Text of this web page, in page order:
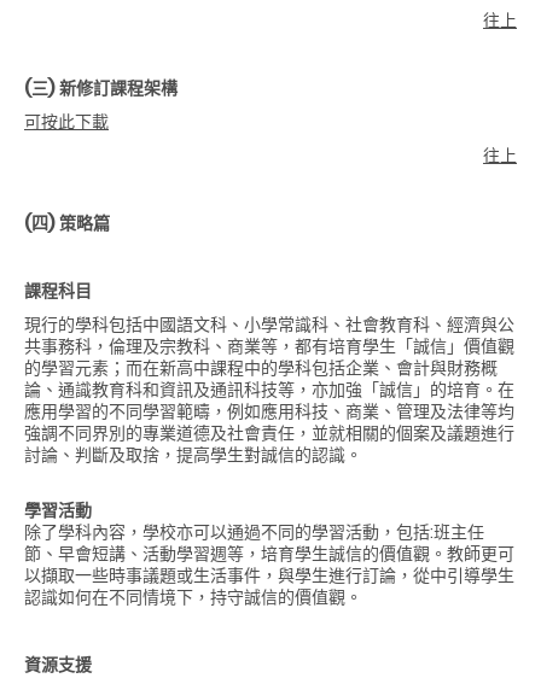
往上
(三)新修訂課程架構
可按此下載
往上
(四)策略篇
課程科目
現行的學科包括中國語文科、小學常識科、社會教育科、經濟與公
共事務科，倫理及宗教科、商業等，都有培育學生「誠信」價值觀
的學習元素；而在新高中課程中的學科包括企業、會計與財務概
論、通識教育科和資訊及通訊科技等，亦加強「誠信」的培育。在
應用學習的不同學習範疇，例如應用科技、商業、管理及法律等均
強調不同界別的專業道德及社會責任，並就相關的個案及議題進行
討論、判斷及取捨，提高學生對誠信的認識。
學習活動
除了學科內容，學校亦可以通過不同的學習活動，包括:班主任
節、早會短講、活動學習週等，培育學生誠信的價值觀。教師更可
以擷取一些時事議題或生活事件，與學生進行訂論，從中引導學生
認識如何在不同情境下，持守誠信的價值觀。
資源支援